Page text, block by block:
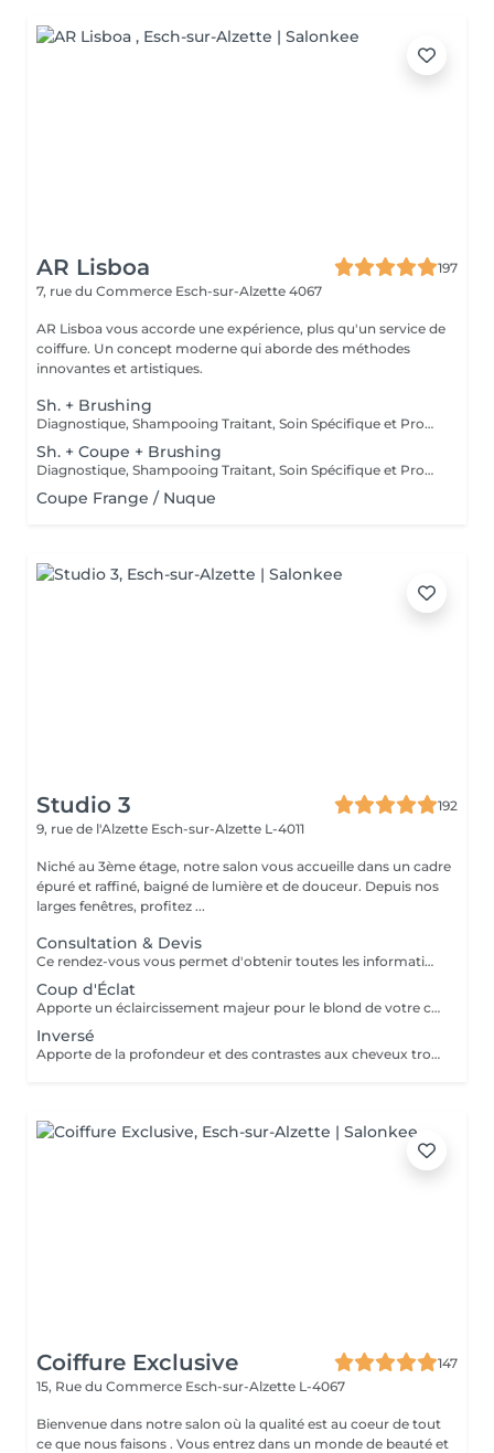
AR Lisboa
197
7, rue du Commerce Esch-sur-Alzette 4067
AR Lisboa vous accorde une expérience, plus qu'un service de
coiffure. Un concept moderne qui aborde des méthodes
innovantes et artistiques.
Sh. + Brushing
Diagnostique, Shampooing Traitant, Soin Spécifique et Produits Coiffants inclus
Sh. + Coupe + Brushing
Diagnostique, Shampooing Traitant, Soin Spécifique et Produits Coiffants inclus
Coupe Frange / Nuque
Studio 3
192
9, rue de l'Alzette Esch-sur-Alzette L-4011
Niché au 3ème étage, notre salon vous accueille dans un cadre
épuré et raffiné, baigné de lumière et de douceur. Depuis nos
larges fenêtres, profitez ...
Consultation & Devis
Ce rendez-vous vous permet d'obtenir toutes les informations nécessaires avant votre prestation : - conseils personnalisés - étude de vos besoins - diagnostic du cheveu Le montant de la consultation sera déduit de votre prestation finale si vous réservez immédiatement après ce rendez-vous.
Coup d'Éclat
Apporte un éclaircissement majeur pour le blond de votre choix - consultation - balayage - soin epres - gloss - coupe & coiffage Le prix peut varier selon la quantité des produits utilisés.
Inversé
Apporte de la profondeur et des contrastes aux cheveux trop clairs suite à un balayage ou décoloration - consultation - balayage - soin epres - gloss - coupe & coiffage Le prix peut varier selon la quantité des produits utilisés.
Coiffure Exclusive
147
15, Rue du Commerce Esch-sur-Alzette L-4067
Bienvenue dans notre salon où la qualité est au coeur de tout
ce que nous faisons . Vous entrez dans un monde de beauté et